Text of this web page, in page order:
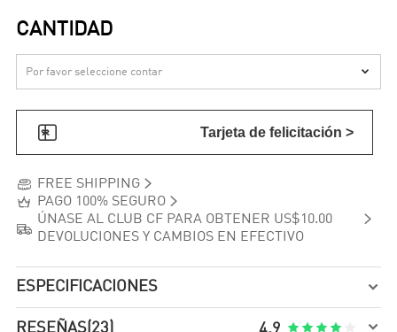
CANTIDAD

 Tarjeta de felicitación >
 FREE SHIPPING

PAGO 100% SEGURO

ÚNASE AL CLUB CF PARA OBTENER US$10.00
DEVOLUCIONES Y CAMBIOS EN EFECTIVO

ESPECIFICACIONES 
RESEÑAS (23)     